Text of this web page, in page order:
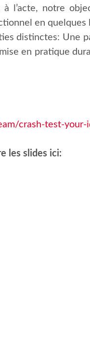
l’acte, notre
en
distinctes:
en pratique
crash-test-
les slides ici: